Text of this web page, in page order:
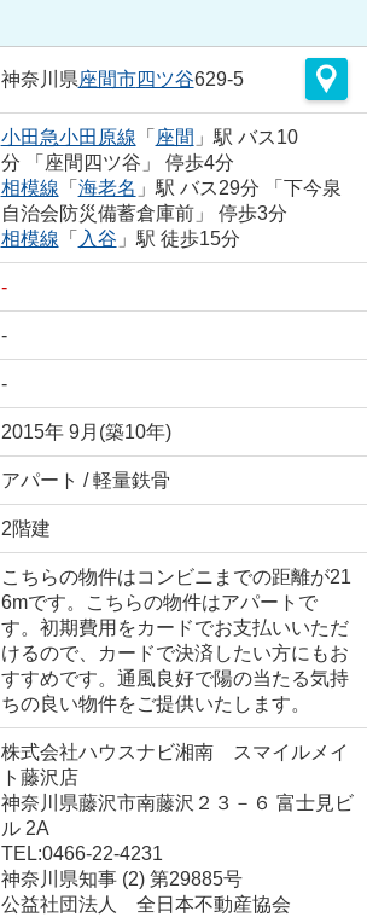
神奈川県座間市四ツ谷629-5
小田急小田原線 「 座間 」駅 バス10
分 「座間四ツ谷」 停歩4分
相模線 「 海老名 」駅 バス29分 「下今泉
自治会防災備蓄倉庫前」 停歩3分
相模線 「 入谷 」駅 徒歩15分
-
-
-
2015年 9月(築10年)
アパート / 軽量鉄骨
2階建
こちらの物件はコンビニまでの距離が21
6mです。こちらの物件はアパートで
す。初期費用をカードでお支払いいただ
けるので、カードで決済したい方にもお
すすめです。通風良好で陽の当たる気持
ちの良い物件をご提供いたします。
株式会社ハウスナビ湘南 スマイルメイ
ト藤沢店
神奈川県藤沢市南藤沢２３－６ 富士見ビ
ル 2A
TEL:0466-22-4231
神奈川県知事 (2) 第29885号
公益社団法人 全日本不動産協会